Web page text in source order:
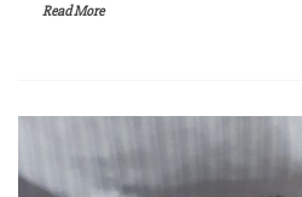
Read More